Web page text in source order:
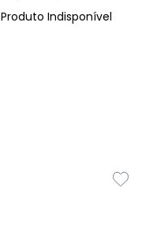
Produto Indisponível